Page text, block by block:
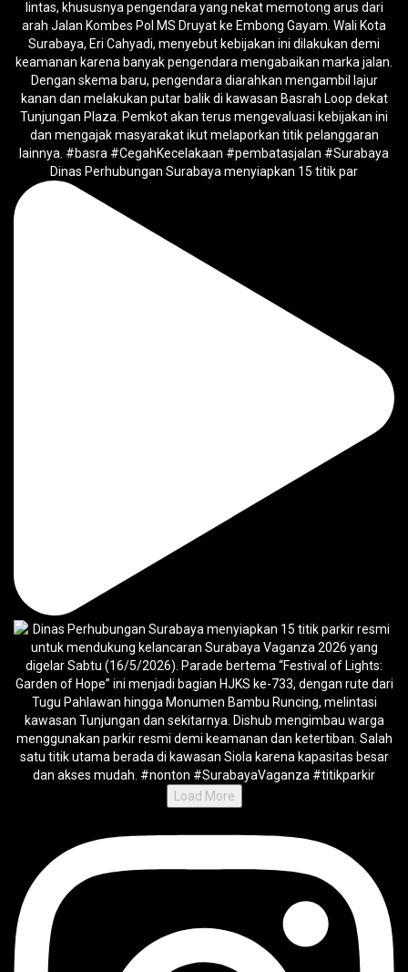
Dinas Perhubungan Surabaya menyiapkan 15 titik par
Load More